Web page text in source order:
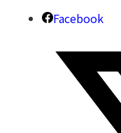
Facebook